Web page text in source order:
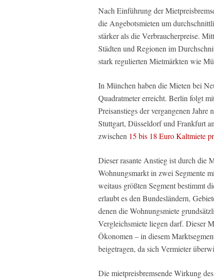
Nach Einführung der
die Angebotsmieten um
stärker als die Verbraucherpreise.
Städten und Regionen im
stark regulierten Mietmärkten wie
In München haben die Mieten bei
Quadratmeter erreicht. Berlin folgt
Preisanstiegs der vergangenen
Stuttgart, Düsseldorf und Frankfurt
zwischen 15 bis 18 Euro Kaltmiete
Dieser rasante Anstieg ist durch die
Wohnungsmarkt in zwei Segmente
weitaus größten Segment bestimmt
erlaubt es den Bundesländern,
denen die Wohnungsmiete
Vergleichsmiete liegen darf. Dieser
Ökonomen – in diesem
beigetragen, da sich Vermieter
Die mietpreisbremsende Wirkung